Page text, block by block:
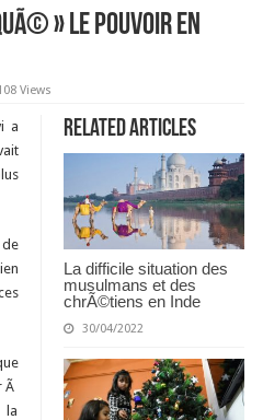
» le pouvoir en
Views
Related Articles
La difficile situation des
musulmans et des
chrÃ©tiens en Inde
30/04/2022
a
Ã
la